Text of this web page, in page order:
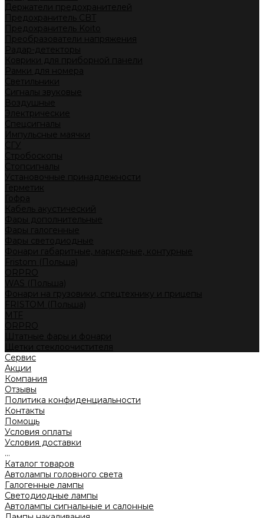
Держатели предохранителей
Предохранитель CBT
Предохранитель Koito
Преобразователи напряжения
Радар-детекторы
Коврики для приборной панели
Рамки для номера
Светильники
Сигналы звуковые
Воздушные
Электрические
Спецсигналы
Импульсные маячки
СГУ
Стробоскопы
Стопсигналы
Установочные принадлежности
Герметик
Гофра
Кабель акустический
Фары дополнительные
Фары галогенные
Фары светодиодные
Фонари габаритные, маркерные, контурные
Fristom (Польша)
ORPRO
WAS (Польша)
Фонари на грузовики, спецтехнику и прицепы
FRISTOM (Польша)
MTF
ORPRO
Штатные фары и фонари
Щетки стеклоочистителя
Сервис
Акции
Компания
Отзывы
Политика конфиденциальности
Контакты
Помощь
Условия оплаты
Условия доставки
...
Каталог товаров
Автолампы головного света
Галогенные лампы
Светодиодные лампы
Автолампы сигнальные и салонные